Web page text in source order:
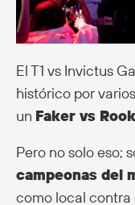
El T1 vs Invictus
histórico por
un Faker vs
Pero no solo eso;
campeonas del
como local contra